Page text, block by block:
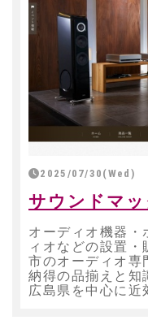
2025/07/30(Wed)
サウンドマッ
オーディオ機器・
ィオなどの設置
市のオーディオ専
納得の品揃えと知
広島県を中心に近